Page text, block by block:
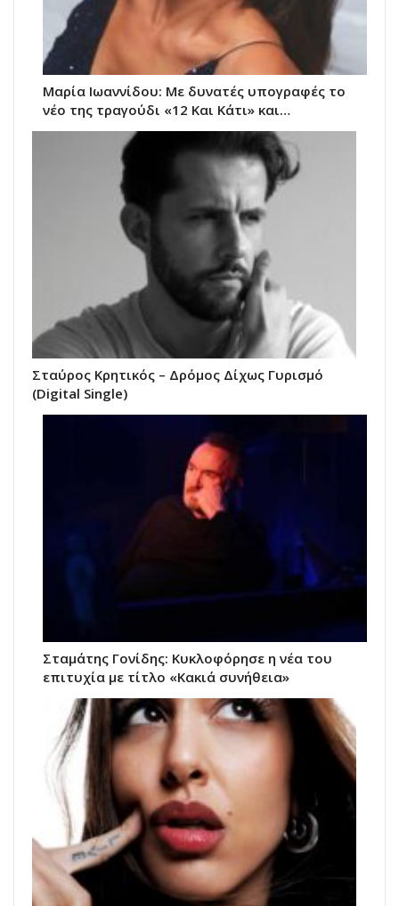
Μαρία Ιωαννίδου: Με δυνατές υπογραφές το
νέο της τραγούδι «12 Kαι Kάτι» και…
Σταύρος Κρητικός – Δρόμος Δίχως Γυρισμό
(Digital Single)
Σταμάτης Γονίδης: Κυκλοφόρησε η νέα του
επιτυχία με τίτλο «Κακιά συνήθεια»